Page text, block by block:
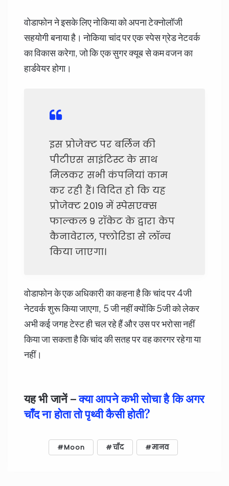
वोडाफोन ने इसके लिए नोकिया को अपना टेक्नोलॉजी
सहयोगी बनाया है। नोकिया चांद पर एक स्पेस ग्रेड नेटवर्क
का विकास करेगा, जो कि एक सुगर क्यूब से कम वजन का
हार्डवेयर होगा।
इस प्रोजेक्ट पर बर्लिन की
पीटीएस साइंटिस्ट के साथ
मिलकर सभी कंपनियां काम
कर रही हैं। विदित हो कि यह
प्रोजेक्ट 2019 में स्पेसएक्स
फाल्कल 9 रॉकेट के द्वारा केप
कैनावेराल, फ्लोरिडा से लॉन्च
किया जाएगा।
वोडाफोन के एक अधिकारी का कहना है कि चांद पर 4जी
नेटवर्क शुरू किया जाएगा, 5 जी नहीं क्योंकि 5जी को लेकर
अभी कई जगह टेस्ट ही चल रहे हैं और उस पर भरोसा नहीं
किया जा सकता है कि चांद की सतह पर वह कारगर रहेगा या
नहीं।
यह भी जानें –क्या आपने कभी सोचा है कि अगर
चाँद ना होता तो पृथ्वी कैसी होती?
Moon चाँद मानव